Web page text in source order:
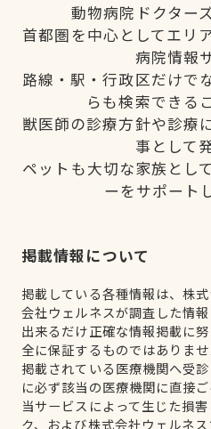
動物病院ドクター
首都圏を中心としてエリ
病院情報
路線・駅・行政区だけで
らも検索できる
獣医師の診療方針や診療
事として
ペットも大切な家族とし
ーをサポート
掲載情報について
掲載している各種情報は、株
会社ウェルネスが調査した情報
出来るだけ正確な情報掲載に
全に保証するものではありませ
掲載されている医療機関へ受
に必ず該当の医療機関に直接ご
当サービスによって生じた損
ク、および株式会社ウェルネ